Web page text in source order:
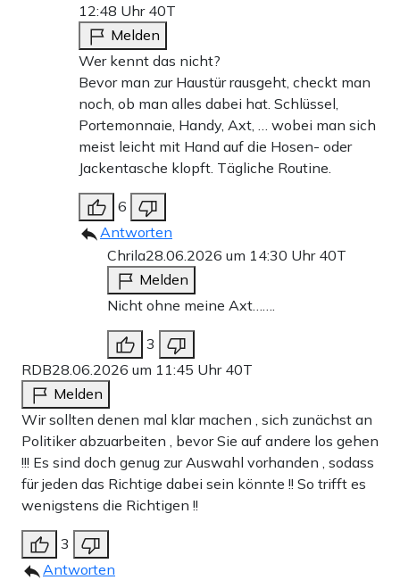
12:48 Uhr 40T
Melden
Wer kennt das nicht?
Bevor man zur Haustür rausgeht, checkt man
noch, ob man alles dabei hat. Schlüssel,
Portemonnaie, Handy, Axt, … wobei man sich
meist leicht mit Hand auf die Hosen- oder
Jackentasche klopft. Tägliche Routine.
6
Antworten
Chrila28.06.2026 um 14:30 Uhr 40T
Melden
Nicht ohne meine Axt…….
3
RDB28.06.2026 um 11:45 Uhr 40T
Melden
Wir sollten denen mal klar machen , sich zunächst an
Politiker abzuarbeiten , bevor Sie auf andere los gehen
!!! Es sind doch genug zur Auswahl vorhanden , sodass
für jeden das Richtige dabei sein könnte !! So trifft es
wenigstens die Richtigen !!
3
Antworten